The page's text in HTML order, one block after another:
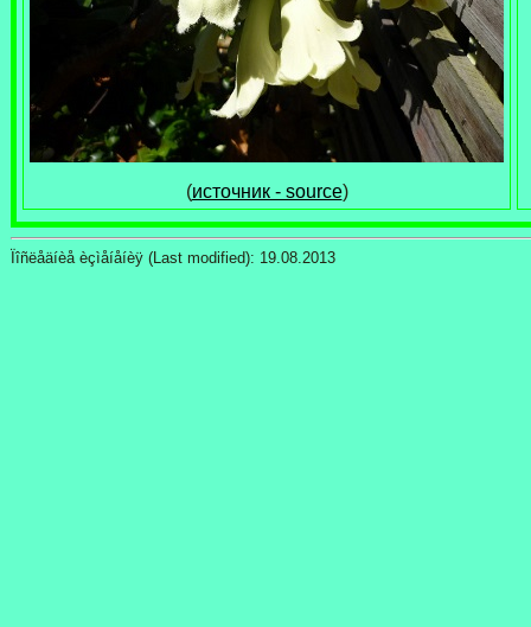
(источник - source)
Ïîñëåäíèå èçìåíåíèÿ (Last modified): 19.08.2013